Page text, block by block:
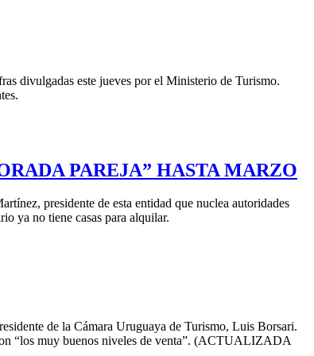
divulgadas este jueves por el Ministerio de Turismo.
PAREJA” HASTA MARZO
presidente de esta entidad que nuclea autoridades
ya no tiene casas para alquilar.
de la Cámara Uruguaya de Turismo, Luis Borsari.
“los muy buenos niveles de venta”. (ACTUALIZADA